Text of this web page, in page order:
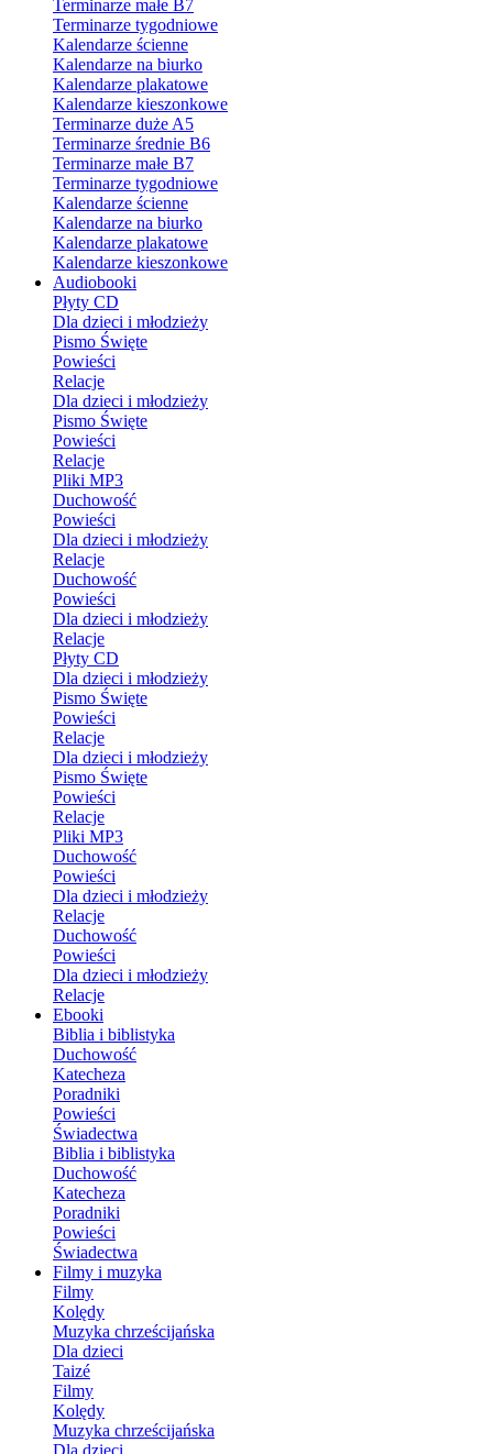
Terminarze małe B7
Terminarze tygodniowe
Kalendarze ścienne
Kalendarze na biurko
Kalendarze plakatowe
Kalendarze kieszonkowe
Terminarze duże A5
Terminarze średnie B6
Terminarze małe B7
Terminarze tygodniowe
Kalendarze ścienne
Kalendarze na biurko
Kalendarze plakatowe
Kalendarze kieszonkowe
Audiobooki
Płyty CD
Dla dzieci i młodzieży
Pismo Święte
Powieści
Relacje
Dla dzieci i młodzieży
Pismo Święte
Powieści
Relacje
Pliki MP3
Duchowość
Powieści
Dla dzieci i młodzieży
Relacje
Duchowość
Powieści
Dla dzieci i młodzieży
Relacje
Płyty CD
Dla dzieci i młodzieży
Pismo Święte
Powieści
Relacje
Dla dzieci i młodzieży
Pismo Święte
Powieści
Relacje
Pliki MP3
Duchowość
Powieści
Dla dzieci i młodzieży
Relacje
Duchowość
Powieści
Dla dzieci i młodzieży
Relacje
Ebooki
Biblia i biblistyka
Duchowość
Katecheza
Poradniki
Powieści
Świadectwa
Biblia i biblistyka
Duchowość
Katecheza
Poradniki
Powieści
Świadectwa
Filmy i muzyka
Filmy
Kolędy
Muzyka chrześcijańska
Dla dzieci
Taizé
Filmy
Kolędy
Muzyka chrześcijańska
Dla dzieci